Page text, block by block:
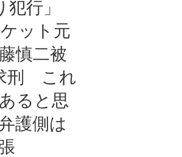
犯行」
ット元
慎二被
刑 これ
ると思
護側は